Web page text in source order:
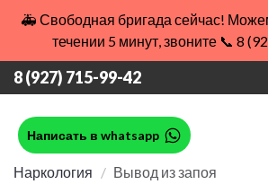
🚑 Свободная бригада сейчас!
течении 5 минут, звоните 📞 8
8 (927) 715-99-42
Написать в whatsapp
Наркология Вывод из запоя